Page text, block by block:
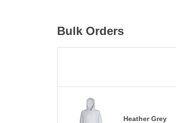
Bulk Orders
Heather Grey